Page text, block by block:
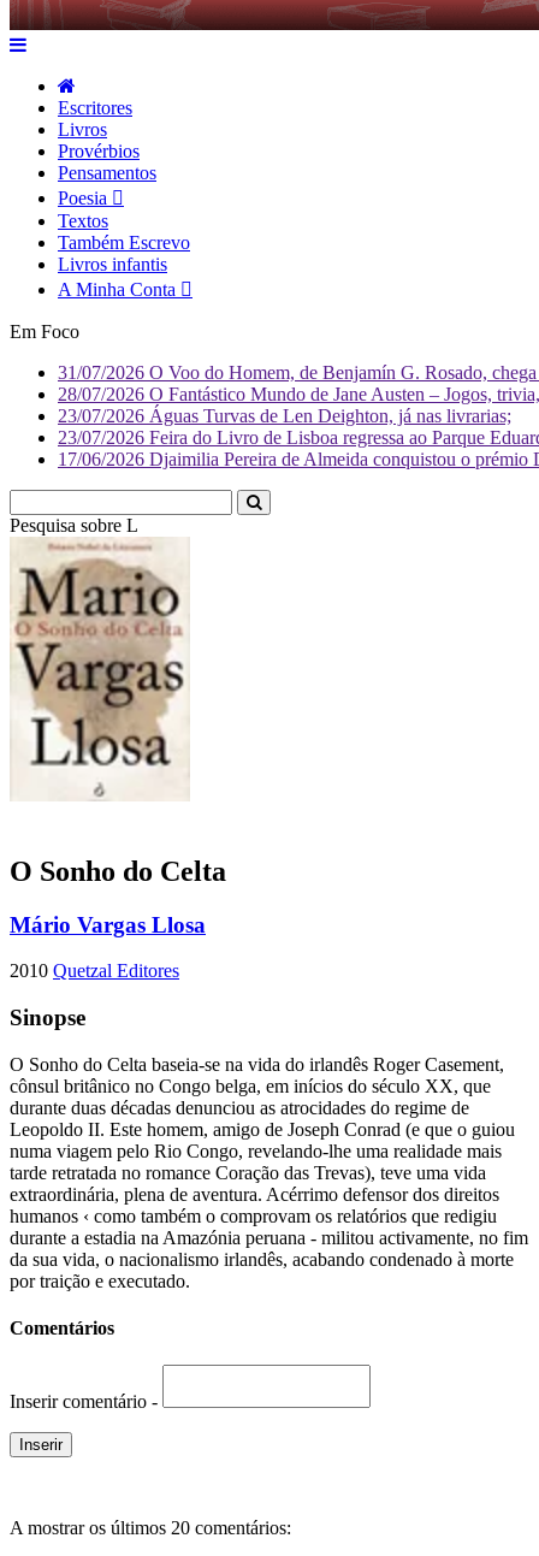
Escritores
Livros
Provérbios
Pensamentos
Poesia
Textos
Também Escrevo
Livros infantis
A Minha Conta
Em Foco
31/07/2026 O Voo do Homem, de Benjamín G. Rosado,
28/07/2026 O Fantástico Mundo de Jane Austen – Jogos,
23/07/2026 Águas Turvas de Len Deighton, já nas livrarias;
23/07/2026 Feira do Livro de Lisboa regressa ao Parque
17/06/2026 Djaimilia Pereira de Almeida conquistou o
Pesquisa sobre Literatura
O Sonho do Celta
Mário Vargas Llosa
2010 Quetzal Editores
Sinopse
O Sonho do Celta baseia-se na vida do irlandês Roger Casement,
cônsul britânico no Congo belga, em inícios do século XX, que
durante duas décadas denunciou as atrocidades do regime de
Leopoldo II. Este homem, amigo de Joseph Conrad (e que o guiou
numa viagem pelo Rio Congo, revelando-lhe uma realidade mais
tarde retratada no romance Coração das Trevas), teve uma vida
extraordinária, plena de aventura. Acérrimo defensor dos direitos
humanos ‹ como também o comprovam os relatórios que redigiu
durante a estadia na Amazónia peruana - militou activamente, no fim
da sua vida, o nacionalismo irlandês, acabando condenado à morte
por traição e executado.
Comentários
Inserir comentário -
A mostrar os últimos 20 comentários: